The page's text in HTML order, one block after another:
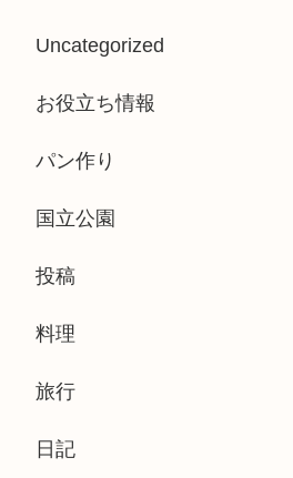
Uncategorized
お役立ち情報
パン作り
国立公園
投稿
料理
旅行
日記